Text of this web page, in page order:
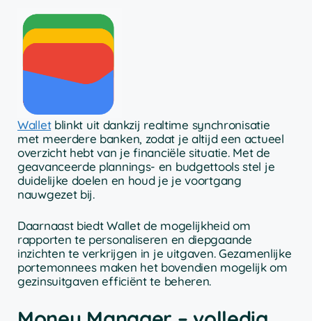
Walletblinkt uit dankzij realtime synchronisatie
met meerdere banken, zodat je altijd een actueel
overzicht hebt van je financiële situatie. Met de
geavanceerde plannings- en budgettools stel je
duidelijke doelen en houd je je voortgang
nauwgezet bij.
Daarnaast biedt Wallet de mogelijkheid om
rapporten te personaliseren en diepgaande
inzichten te verkrijgen in je uitgaven. Gezamenlijke
portemonnees maken het bovendien mogelijk om
gezinsuitgaven efficiënt te beheren.